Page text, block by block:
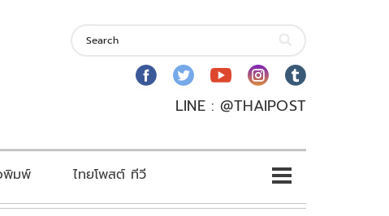
LINE : @THAIPOST
พิมพ์ ไทยโพสต์ ทีวี